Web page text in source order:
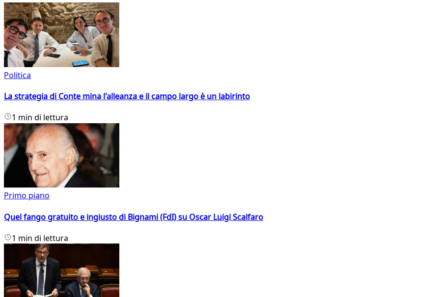
Politica
La strategia di Conte mina l'alleanza e il campo largo è un labirinto
1 min di lettura
Primo piano
Quel fango gratuito e ingiusto di Bignami (FdI) su Oscar Luigi Scalfaro
1 min di lettura